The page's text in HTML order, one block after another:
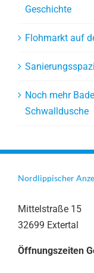
Geschichte
Flohmarkt auf
Noch mehr
Schwalldusche
Nordlippischer
Mittelstraße 15
32699 Extertal
Öffnungszeiten